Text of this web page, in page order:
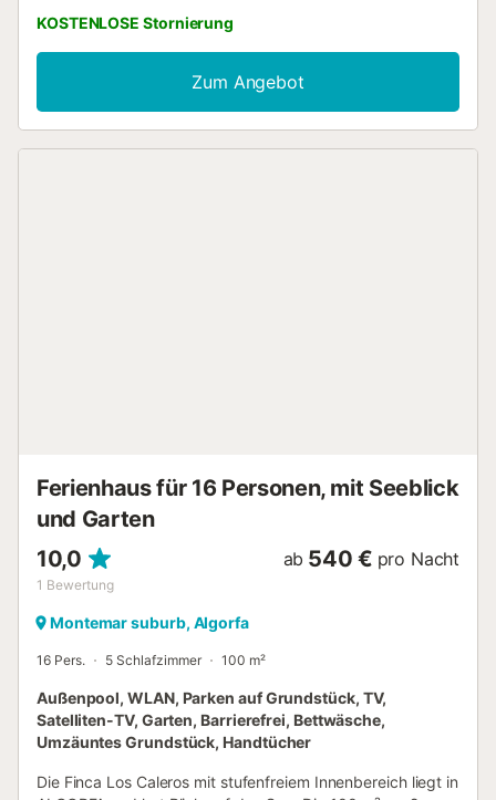
ausgestatteten Küche bietet es alles, was Sie für einen
erholsamen und angenehmen Aufenthalt benötigen. Das
Haus verfügt über einen hellen Wohnbereich und eine gut
ausgestattete Küche mit Backofen, Mikrowelle,
Kaffeemaschine, Toaster und vielem mehr - ideal für die
ist in diesem Haus v...
KOSTENLOSE Stornierung
Zum Angebot
Ferienhaus für 16 Personen, mit Seeblick
und Garten
10,0
1 Bewertung
ab 540 € pro Nacht
Montemar suburb, Algorfa
16 Pers. 5 Schlafzimmer 100 m²
Außenpool, WLAN, Parken auf Grundstück, TV,
Satelliten-TV, Garten, Barrierefrei, Bettwäsche,
Umzäuntes Grundstück, Handtücher
Die Finca Los Caleros mit stufenfreiem Innenbereich liegt in